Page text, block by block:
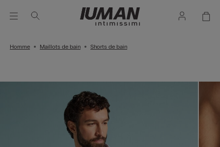
Homme Maillots de bain Shorts de bain